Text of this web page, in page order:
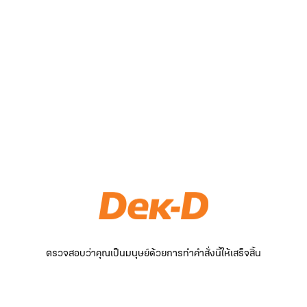
ตรวจสอบว่าคุณเป็นมนุษย์ด้วยการทำคำสั่งนี้ให้เสร็จสิ้น